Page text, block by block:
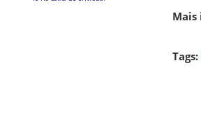
Mais
Tags: